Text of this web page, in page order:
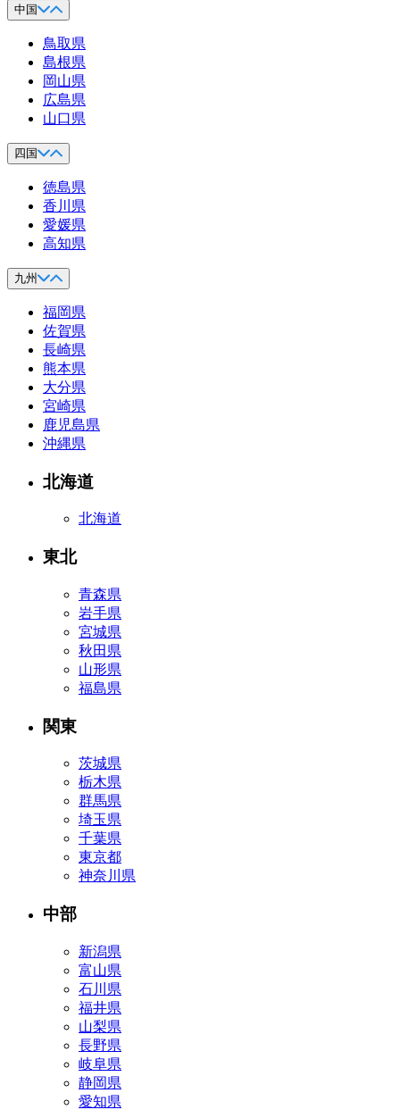
中国
鳥取県
島根県
岡山県
広島県
山口県
四国
徳島県
香川県
愛媛県
高知県
九州
福岡県
佐賀県
長崎県
熊本県
大分県
宮崎県
鹿児島県
沖縄県
北海道
北海道
東北
青森県
岩手県
宮城県
秋田県
山形県
福島県
関東
茨城県
栃木県
群馬県
埼玉県
千葉県
東京都
神奈川県
中部
新潟県
富山県
石川県
福井県
山梨県
長野県
岐阜県
静岡県
愛知県